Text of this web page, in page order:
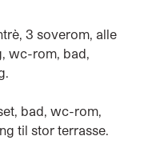
3 soverom, alle
wc-rom, bad,
bad, wc-rom,
til stor terrasse.